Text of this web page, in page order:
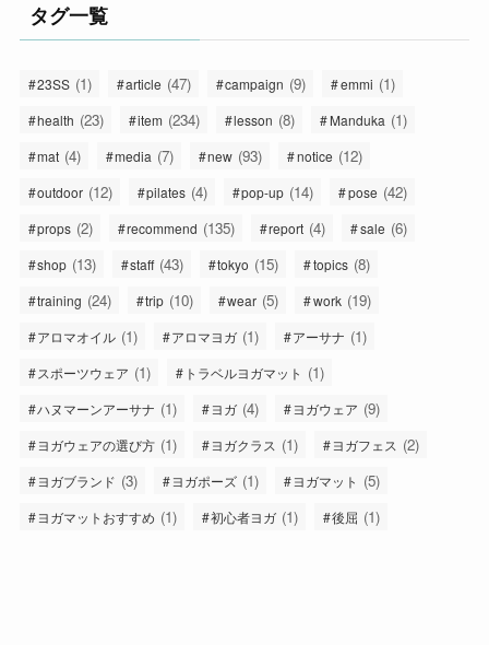
タグ一覧
23SS (1) article (47) campaign (9) emmi (1)
health (23) item (234) lesson (8) Manduka (1)
mat (4) media (7) new (93) notice (12)
outdoor (12) pilates (4) pop-up (14) pose (42)
props (2) recommend (135) report (4) sale (6)
shop (13) staff (43) tokyo (15) topics (8)
training (24) trip (10) wear (5) work (19)
アロマオイル (1) アロマヨガ (1) アーサナ (1)
スポーツウェア (1) トラベルヨガマット (1)
ハヌマーンアーサナ (1) ヨガ (4) ヨガウェア (9)
ヨガウェアの選び方 (1) ヨガクラス (1) ヨガフェス (2)
ヨガブランド (3) ヨガポーズ (1) ヨガマット (5)
ヨガマットおすすめ (1) 初心者ヨガ (1) 後屈 (1)